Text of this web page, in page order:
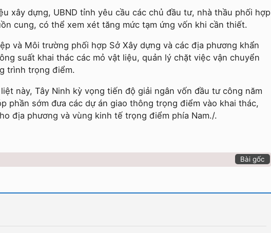
xây dựng, UBND tỉnh yêu cầu các chủ đầu tư, nhà thầu phối hợp
cung, có thể xem xét tăng mức tạm ứng vốn khi cần thiết.
và Môi trường phối hợp Sở Xây dựng và các địa phương khẩn
suất khai thác các mỏ vật liệu, quản lý chặt việc vận chuyển
trình trọng điểm.
này, Tây Ninh kỳ vọng tiến độ giải ngân vốn đầu tư công năm
phần sớm đưa các dự án giao thông trọng điểm vào khai thác,
địa phương và vùng kinh tế trọng điểm phía Nam./.
Bài gốc